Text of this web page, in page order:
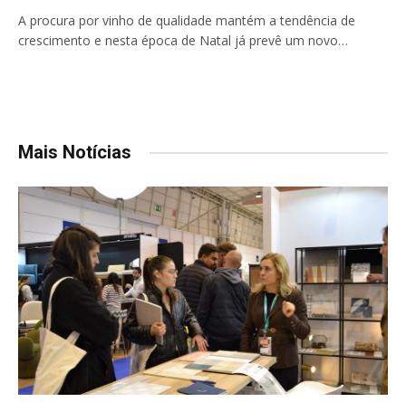
A procura por vinho de qualidade mantém a tendência de
crescimento e nesta época de Natal já prevê um novo…
Mais Notícias